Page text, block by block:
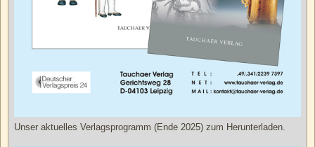
Unser aktuelles Verlagsprogramm (Ende 2025) zum Herunterladen.